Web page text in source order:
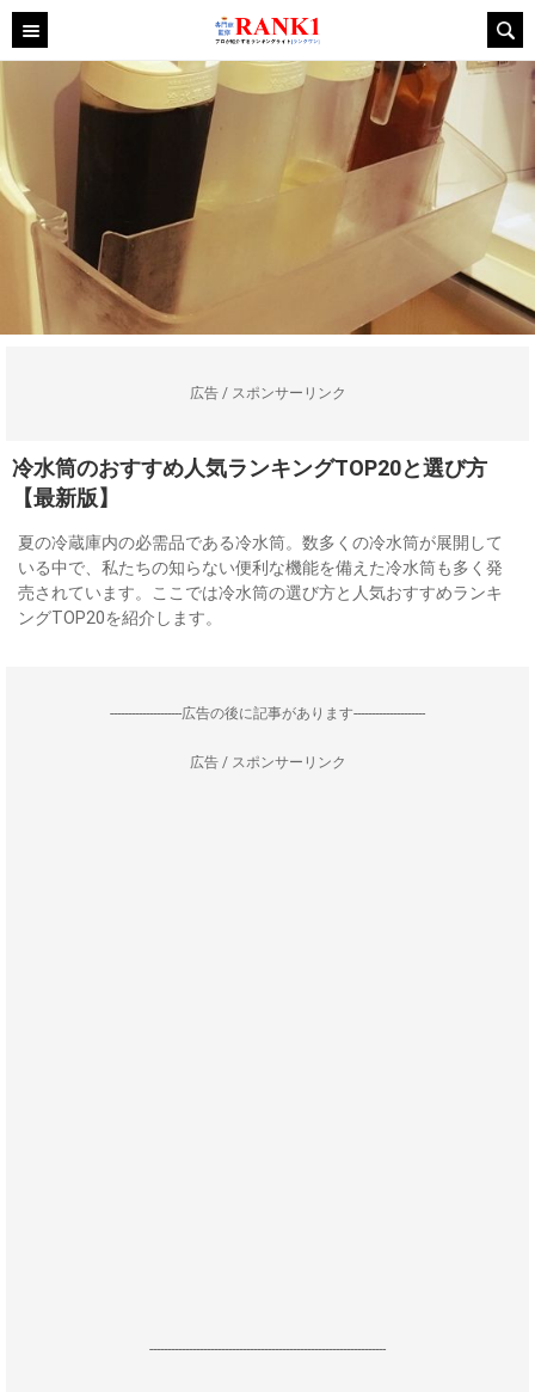
広告 / スポンサーリンク
冷水筒のおすすめ人気ランキングTOP20と選び方
【最新版】
夏の冷蔵庫内の必需品である冷水筒。数多くの冷水筒が展開して
いる中で、私たちの知らない便利な機能を備えた冷水筒も多く発
売されています。ここでは冷水筒の選び方と人気おすすめランキ
ングTOP20を紹介します。
--------------------広告の後に記事があります--------------------
広告 / スポンサーリンク
------------------------------------------------------------------